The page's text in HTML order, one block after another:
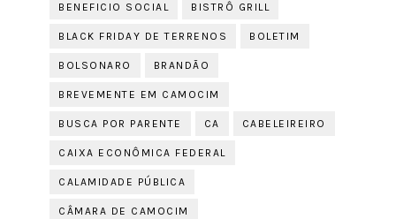
BENEFICIO SOCIAL BISTRÔ GRILL
BLACK FRIDAY DE TERRENOS BOLETIM
BOLSONARO BRANDÃO
BREVEMENTE EM CAMOCIM
BUSCA POR PARENTE CA CABELEIREIRO
CAIXA ECONÔMICA FEDERAL
CALAMIDADE PÚBLICA
CÂMARA DE CAMOCIM